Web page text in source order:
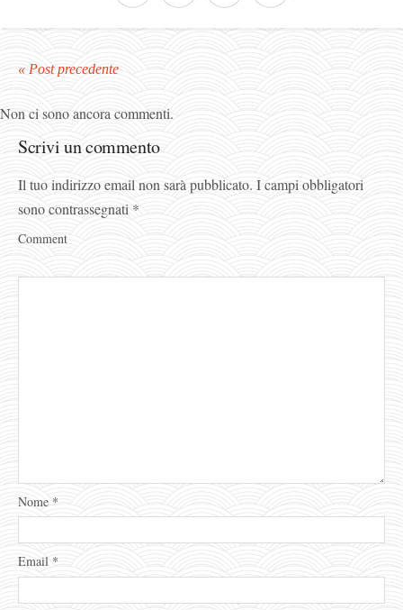
« Post precedente
Non ci sono ancora commenti.
Scrivi un commento
Il tuo indirizzo email non sarà pubblicato. I campi obbligatori
sono contrassegnati *
Comment
Nome *
Email *